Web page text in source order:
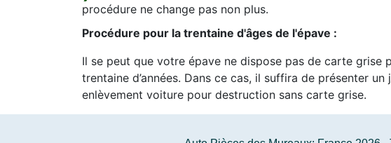
procédure ne change pas non plus.
Procédure pour la trentaine d'âges de l'épave :
Il se peut que votre épave ne dispose pas de carte grise
trentaine d’années. Dans ce cas, il suffira de présenter
enlèvement voiture pour destruction sans carte grise.